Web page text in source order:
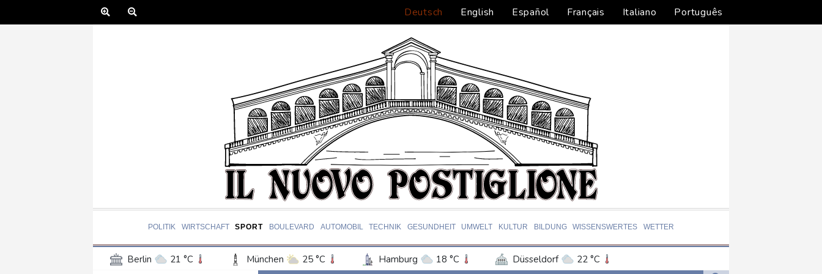
Deutsch English Español Français Italiano Português
POLITIK WIRTSCHAFT SPORT BOULEVARD AUTOMOBIL TECHNIK GESUNDHEIT UMWELT KULTUR BILDUNG WISSENSWERTES WETTER
Berlin 21 °C München 25 °C Hamburg 18 °C Düsseldorf
22 °C